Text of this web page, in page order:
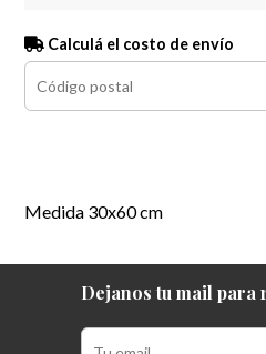
Calculá el costo de envío
Medida 30x60 cm
Dejanos tu mail para